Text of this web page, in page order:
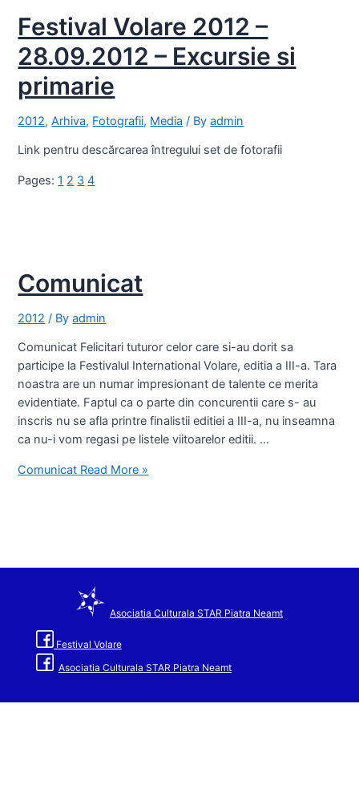
Festival Volare 2012 –
28.09.2012 – Excursie si
primarie
2012,Arhiva, Fotografii, Media / Byadmin
Link pentru descărcarea întregului set de fotorafii
Pages:1 2 3 4
Comunicat
2012 / Byadmin
Comunicat Felicitari tuturor celor care si-au dorit sa
participe la Festivalul International Volare, editia a III-a. Tara
noastra are un numar impresionant de talente ce merita
evidentiate. Faptul ca o parte din concurentii care s- au
inscris nu se afla printre finalistii editiei a III-a, nu inseamna
ca nu-i vom regasi pe listele viitoarelor editii. …
Comunicat Read More »
Asociatia Culturala STAR Piatra Neamt
Festival Volare
Asociatia Culturala STAR Piatra Neamt